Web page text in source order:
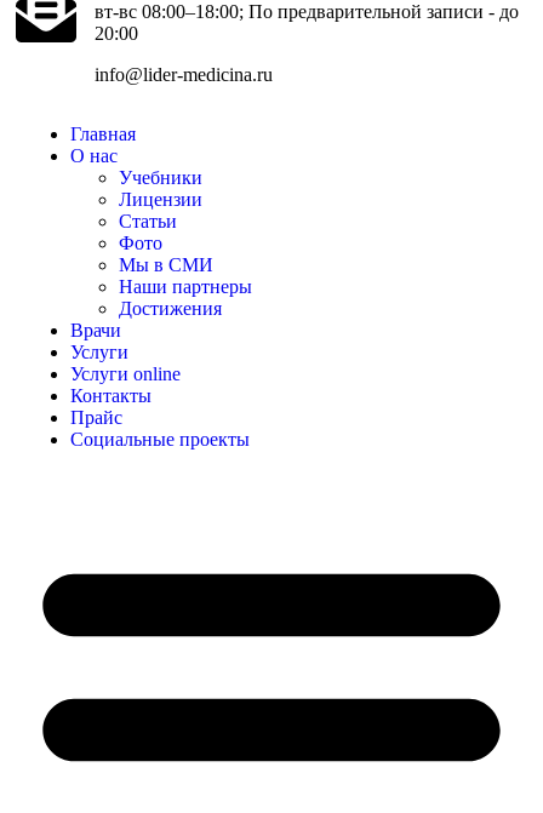
вт-вс 08:00–18:00; По предварительной записи - до
20:00
info@lider-medicina.ru
Главная
О нас
Учебники
Лицензии
Статьи
Фото
Мы в СМИ
Наши партнеры
Достижения
Врачи
Услуги
Услуги online
Контакты
Прайс
Социальные проекты